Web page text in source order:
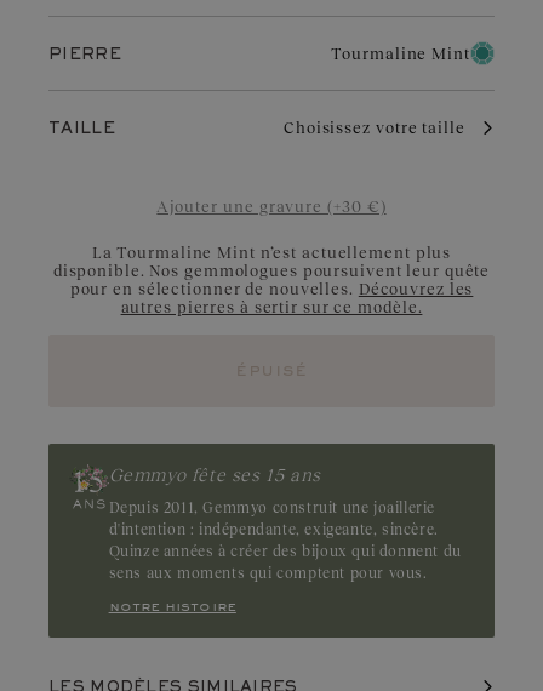
chaleureuse qui résiste au temps. Il s’adapte parfaitement à
PIERRE Tourmaline Mint
D’un vert d’eau clair presque cristallin, la tourmaline menthe
Congo et Nigéria
TAILLE Choisissez votre taille
Ajouter une gravure (+30 €)
La Tourmaline Mint n’est actuellement plus
disponible. Nos gemmologues poursuivent leur quête
pour en sélectionner de nouvelles. Découvrez les
autres pierres à sertir sur ce modèle.
épuisé
Gemmyo fête ses 15 ans
Depuis 2011, Gemmyo construit une joaillerie
d'intention : indépendante, exigeante, sincère.
Quinze années à créer des bijoux qui donnent du
sens aux moments qui comptent pour vous.
notre histoire